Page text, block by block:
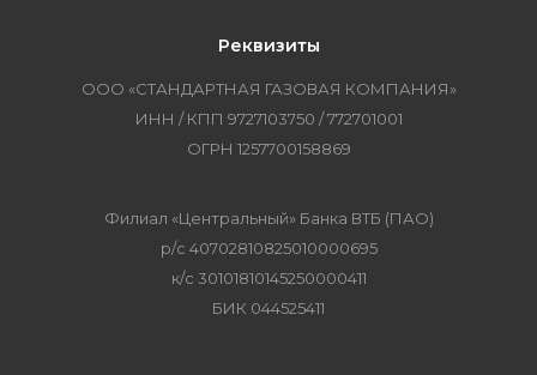
Реквизиты
ООО «СТАНДАРТНАЯ ГАЗОВАЯ КОМПАНИЯ»
ИНН / КПП 9727103750 / 772701001
ОГРН 1257700158869
Филиал «Центральный» Банка ВТБ (ПАО)
р/с 40702810825010000695
к/с 30101810145250000411
БИК 044525411